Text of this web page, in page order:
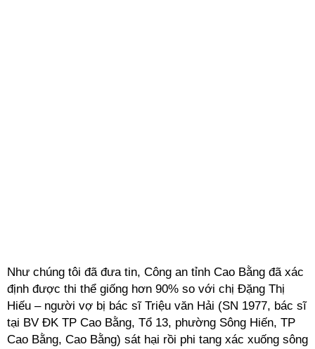
Như chúng tôi đã đưa tin, Công an tỉnh Cao Bằng đã xác
định được thi thể giống hơn 90% so với chị Đặng Thị
Hiếu – người vợ bị bác sĩ Triệu văn Hải (SN 1977, bác sĩ
tại BV ĐK TP Cao Bằng, Tổ 13, phường Sông Hiến, TP
Cao Bằng, Cao Bằng) sát hại rồi phi tang xác xuống sông